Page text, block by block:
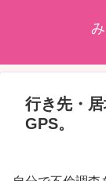
行き先・
GPS。